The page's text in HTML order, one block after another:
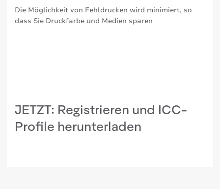
Die Möglichkeit von Fehldrucken wird minimiert, so
dass Sie Druckfarbe und Medien sparen
JETZT: Registrieren und ICC-
Profile herunterladen